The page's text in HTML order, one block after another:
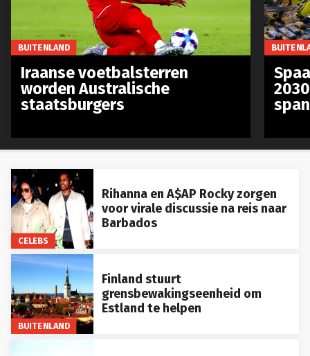
CELEBS
Rihanna en A$AP Rocky zorgen
voor virale discussie na reis naar
Barbados
BUITENLAND
Finland stuurt
grensbewakingseenheid om
Estland te helpen
BUITENLAND
Iraanse voetbalsterren
worden Australische
staatsburgers